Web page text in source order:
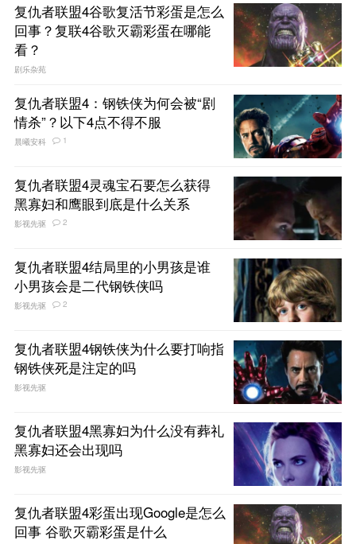
复仇者联盟4谷歌复活节彩蛋是怎么
回事？复联4谷歌灭霸彩蛋在哪能
看？
剧乐杂苑
复仇者联盟4：钢铁侠为何会被“剧
情杀”？以下4点不得不服
晨曦安科 1
复仇者联盟4灵魂宝石要怎么获得
黑寡妇和鹰眼到底是什么关系
影视先驱 2
复仇者联盟4结局里的小男孩是谁
小男孩会是二代钢铁侠吗
影视先驱 2
复仇者联盟4钢铁侠为什么要打响指
钢铁侠死是注定的吗
影视先驱
复仇者联盟4黑寡妇为什么没有葬礼
黑寡妇还会出现吗
影视先驱
复仇者联盟4彩蛋出现Google是怎么
回事 谷歌灭霸彩蛋是什么